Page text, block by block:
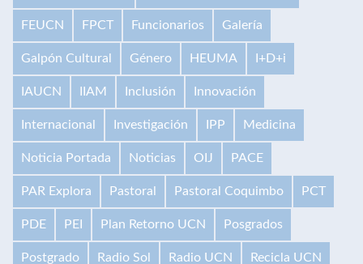
FEUCN FPCT Funcionarios Galería
Galpón Cultural Género HEUMA I+D+i
IAUCN IIAM Inclusión Innovación
Internacional Investigación IPP Medicina
Noticia Portada Noticias OIJ PACE
PAR Explora Pastoral Pastoral Coquimbo PCT
PDE PEI Plan Retorno UCN Posgrados
Postgrado Radio Sol Radio UCN Recicla UCN